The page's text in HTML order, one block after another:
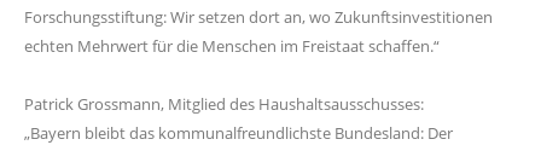
Forschungsstiftung: Wir setzen dort an, wo Zukunftsinvestitionen
echten Mehrwert für die Menschen im Freistaat schaffen.“
Patrick Grossmann, Mitglied des Haushaltsausschusses:
Bayern bleibt das kommunalfreundlichste Bundesland: Der